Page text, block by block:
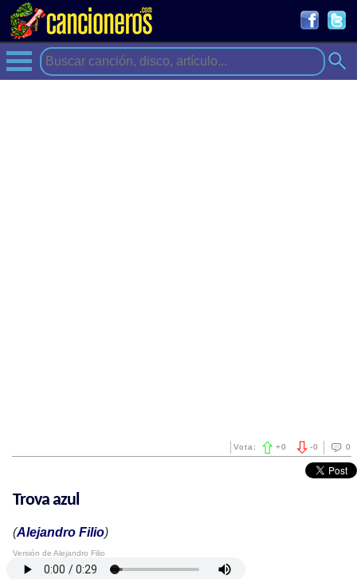
0
-0
Vota: +0
Trova azul
(Alejandro Filio)
Versión de Alejandro Filio